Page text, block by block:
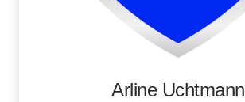
Arline Uchtmann